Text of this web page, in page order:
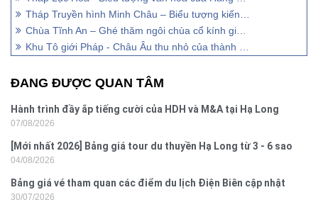
Tháp Truyền hình Minh Châu – Biểu tượng kiến trúc của Thượng Hải
Chùa Tĩnh An – Ghé thăm ngôi chùa cổ kính giữa lòng Thượng Hải
Khu Tô giới Pháp - Châu Âu thu nhỏ của thành phố Thượng Hải
ĐANG ĐƯỢC QUAN TÂM
Hành trình đầy ắp tiếng cười của HDH và M&A tại Hạ Long
07/08/2026
[Mới nhất 2026] Bảng giá tour du thuyền Hạ Long từ 3 - 6 sao
04/08/2026
Bảng giá vé tham quan các điểm du lịch Điện Biên cập nhật
2026
30/07/2026